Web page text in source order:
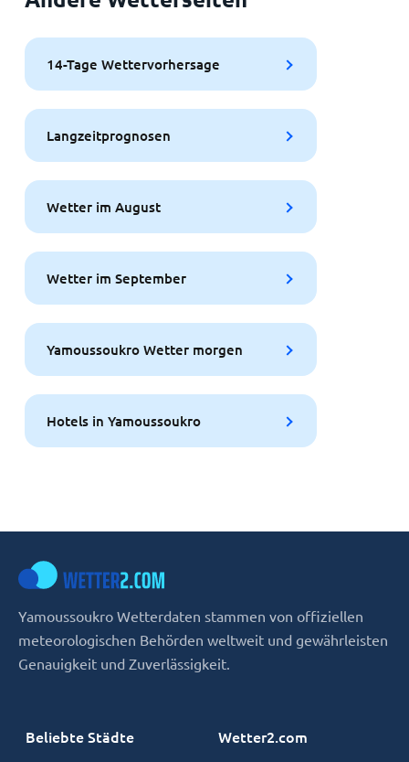
14-Tage Wettervorhersage
Langzeitprognosen
Wetter im August
Wetter im September
Yamoussoukro Wetter morgen
Hotels in Yamoussoukro
Yamoussoukro Wetterdaten stammen von offiziellen
meteorologischen Behörden weltweit und gewährleisten
Genauigkeit und Zuverlässigkeit.
Beliebte Städte Wetter2.com